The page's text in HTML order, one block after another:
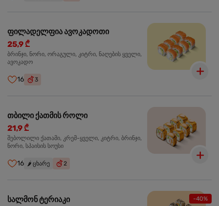
ფილადელფია ავოკადოთი
25,9 ₾
ბრინჯი, ნორი, ორაგული, კიტრი, ნაღების ყველი,
ავოკადო
16 3
თბილი ქათმის როლი
21,9 ₾
შებოლილი ქათამი, კრემ-ყველი, კიტრი, ბრინჯი,
ნორი, სპაისის სოუსი
16 🌶️ ცხარე 2
-40%
სალმონ ტერიაკი